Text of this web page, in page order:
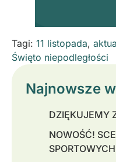
Tagi: 11 listopada,
Święto niepodległości
Najnowsze
DZIĘKUJEMY
NOWOŚĆ!